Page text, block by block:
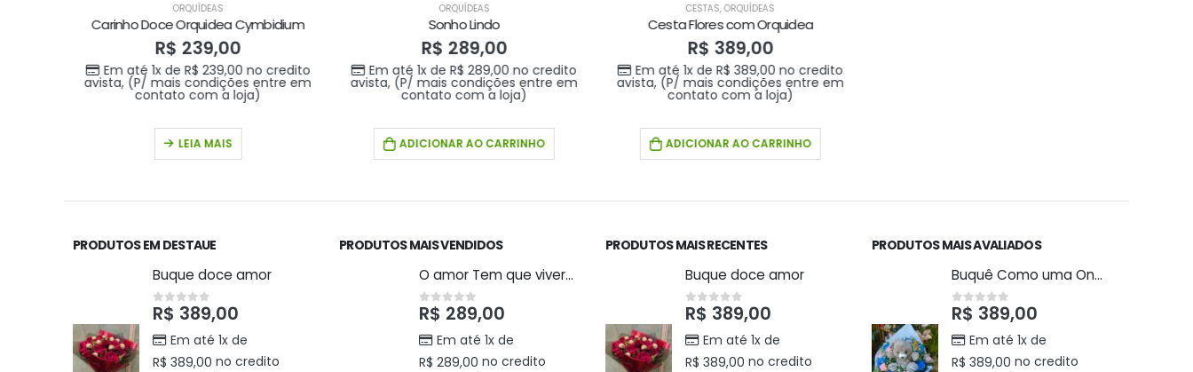
ORQUÍDEAS
Carinho Doce Orquidea Cymbidium
R$ 239,00
Em até 1x de R$239,00no credito
avista, (P/ mais condições entre em
contato com a loja)
LEIA MAIS
ORQUÍDEAS
Sonho Lindo
R$ 289,00
Em até 1x de R$ 289,00 no credito
avista, (P/ mais condições entre em
contato com a loja)
ADICIONAR AO CARRINHO
CESTAS,ORQUÍDEAS
Cesta Flores com Orquidea
R$ 389,00
Em até 1x de R$ 389,00 no credito
avista, (P/ mais condições entre em
contato com a loja)
ADICIONAR AO CARRINHO
PRODUTOS EM DESTAUE
Buque doce amor
0out of 5
R$ 389,00
Em até 1x de
R$ 389,00 no credito
PRODUTOS MAIS VENDIDOS
O amor Tem que viver isso
0out of 5
R$ 289,00
Em até 1x de
R$ 289,00 no credito
PRODUTOS MAIS RECENTES
Buque doce amor
0out of 5
R$ 389,00
Em até 1x de
R$ 389,00 no credito
PRODUTOS MAIS AVALIADOS
Buquê Como uma Onda
0out of 5
R$ 389,00
Em até 1x de
R$ 389,00 no credito